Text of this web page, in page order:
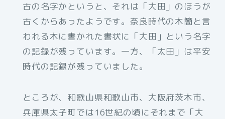
古の名字かというと、それは「大田」のほうが
古くからあったようです。奈良時代の木簡と言
われる木に書かれた書状に「大田」という名字
の記録が残っています。一方、「太田」は平安
時代の記録が残っていました。
ところが、和歌山県和歌山市、大阪府茨木市、
兵庫県太子町では16世紀の頃にそれまで「大